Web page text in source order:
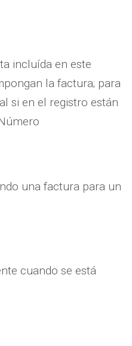
incluída en este
la factura; para
si en el registro están
una factura para un
cuando se está